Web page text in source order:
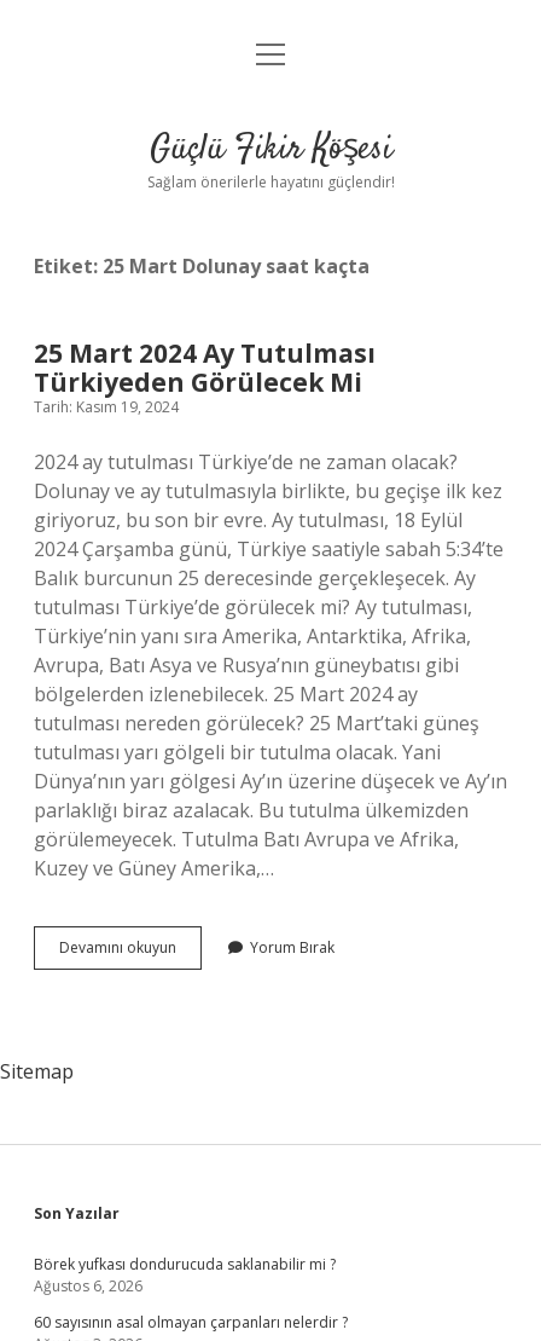
Anasayfa
Yasal Uyarı
menüyü
Güçlü Fikir Köşesi
Sağlam önerilerle hayatını güçlendir!
Etiket: 25 Mart Dolunay saat kaçta
25 Mart 2024 Ay Tutulması
Türkiyeden Görülecek Mi
Tarih: Kasım 19, 2024
2024 ay tutulması Türkiye’de ne zaman olacak?
Dolunay ve ay tutulmasıyla birlikte, bu geçişe ilk kez
giriyoruz, bu son bir evre. Ay tutulması, 18 Eylül
2024 Çarşamba günü, Türkiye saatiyle sabah 5:34’te
Balık burcunun 25 derecesinde gerçekleşecek. Ay
tutulması Türkiye’de görülecek mi? Ay tutulması,
Türkiye’nin yanı sıra Amerika, Antarktika, Afrika,
Avrupa, Batı Asya ve Rusya’nın güneybatısı gibi
bölgelerden izlenebilecek. 25 Mart 2024 ay
tutulması nereden görülecek? 25 Mart’taki güneş
tutulması yarı gölgeli bir tutulma olacak. Yani
Dünya’nın yarı gölgesi Ay’ın üzerine düşecek ve Ay’ın
parlaklığı biraz azalacak. Bu tutulma ülkemizden
görülemeyecek. Tutulma Batı Avrupa ve Afrika,
Kuzey ve Güney Amerika,…
Devamını okuyun
Mart
Yorum Bırak
Sitemap
Sidebar
Son Yazılar
Börek yufkası dondurucuda saklanabilir mi ?
Ağustos 6, 2026
60 sayısının asal olmayan çarpanları nelerdir ?